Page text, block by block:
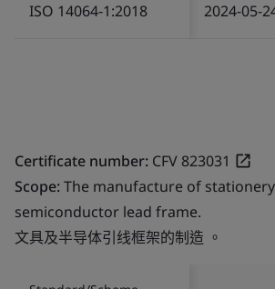
ISO 14064-1:2018 2024-05-
Certificate number: CFV 823031
Scope:The manufacture of
semiconductor lead frame.
文具及半导体引线框架的制造 。